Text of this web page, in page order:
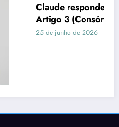
assim para o
Financiamento)